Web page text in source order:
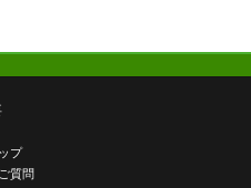
プ
質問